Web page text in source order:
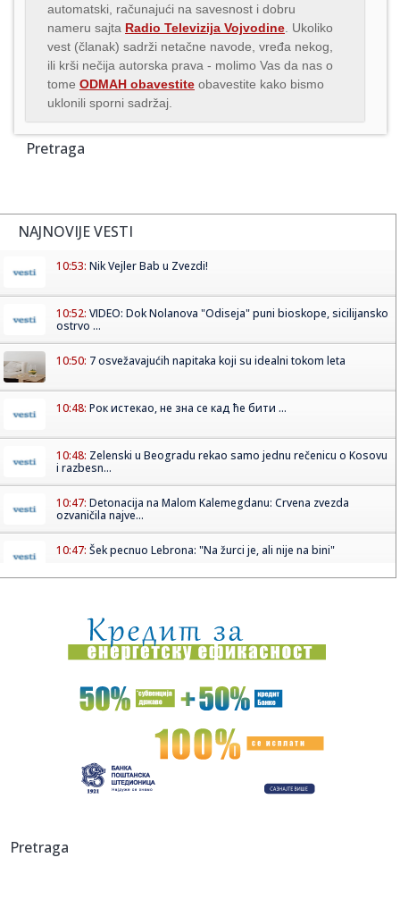
automatski, računajući na savesnost i dobru
nameru sajta Radio Televizija Vojvodine . Ukoliko
vest (članak) sadrži netačne navode, vređa nekog,
ili krši nečija autorska prava - molimo Vas da nas o
tome ODMAH obavestite obavestite kako bismo
uklonili sporni sadržaj.
Pretraga
NAJNOVIJE VESTI
10:53: Nik Vejler Bab u Zvezdi!
10:52: VIDEO: Dok Nolanova "Odiseja" puni bioskope, sicilijansko
ostrvo ...
10:50: 7 osvežavajućih napitaka koji su idealni tokom leta
10:48: Рок истекао, не зна се кад ће бити ...
10:48: Zelenski u Beogradu rekao samo jednu rečenicu o Kosovu
i razbesn...
10:47: Detonacija na Malom Kalemegdanu: Crvena zvezda
ozvaničila najve...
10:47: Šek pecnuo Lebrona: "Na žurci je, ali nije na bini"
10:45:Haos u emisiji "Narod pita": Maja brutalno udarila na
Staniju, pa...
10:44:Nemački novinar ponizio Georgieva: "Drago mi je da
veruješ u sv...
Мина Станковић: Увек улазим у трку ...
10:42:FOTO, VIDEO: Kod Koloseuma otkrivena građevina iz
neće...
Pretraga